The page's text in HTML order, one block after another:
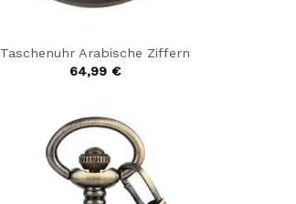
Taschenuhr Arabische Ziffern
64,99 €